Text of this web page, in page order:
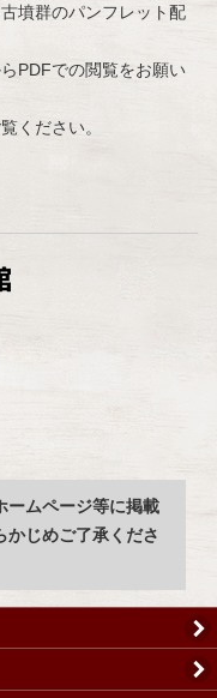
墳群のパンフレット配
PDFでの閲覧をお願い
ください。
ームページ等に掲載
かじめご了承くださ